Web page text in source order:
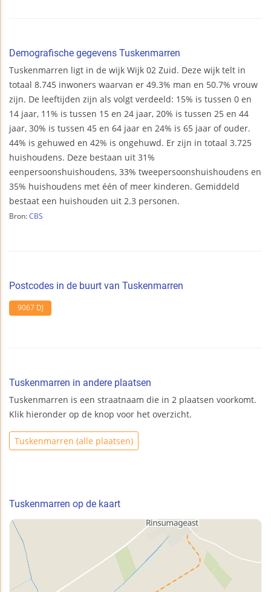
Demografische gegevens Tuskenmarren
Tuskenmarren ligt in de wijk Wijk 02 Zuid. Deze wijk telt in
totaal 8.745 inwoners waarvan er 49.3% man en 50.7% vrouw
zijn. De leeftijden zijn als volgt verdeeld: 15% is tussen 0 en
14 jaar, 11% is tussen 15 en 24 jaar, 20% is tussen 25 en 44
jaar, 30% is tussen 45 en 64 jaar en 24% is 65 jaar of ouder.
44% is gehuwed en 42% is ongehuwd. Er zijn in totaal 3.725
huishoudens. Deze bestaan uit 31%
eenpersoonshuishoudens, 33% tweepersoonshuishoudens en
35% huishoudens met één of meer kinderen. Gemiddeld
bestaat een huishouden uit 2.3 personen.
Bron: CBS
Postcodes in de buurt van Tuskenmarren
9067 DJ
Tuskenmarren in andere plaatsen
Tuskenmarren is een straatnaam die in 2 plaatsen voorkomt.
Klik hieronder op de knop voor het overzicht.
Tuskenmarren (alle plaatsen)
Tuskenmarren op de kaart